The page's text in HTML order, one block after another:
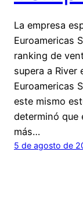
La empresa
Euroamericas
ranking de
supera a River
Euroamericas
este mismo
determinó que
más…
5 de agosto de